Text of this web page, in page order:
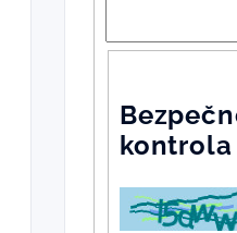
kontrola